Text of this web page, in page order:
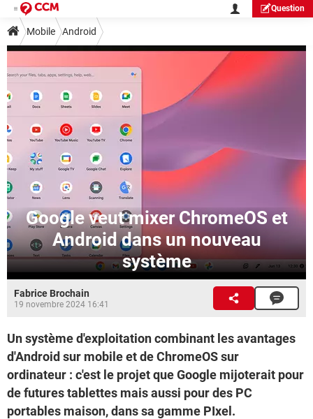
Question
Mobile Android
Google veut mixer ChromeOS et
Android dans un nouveau
système
Fabrice Brochain
19 novembre 2024 16:41
Un système d'exploitation combinant les avantages
d'Android sur mobile et de ChromeOS sur
ordinateur : c'est le projet que Google mijoterait pour
de futures tablettes mais aussi pour des PC
portables maison, dans sa gamme PIxel.